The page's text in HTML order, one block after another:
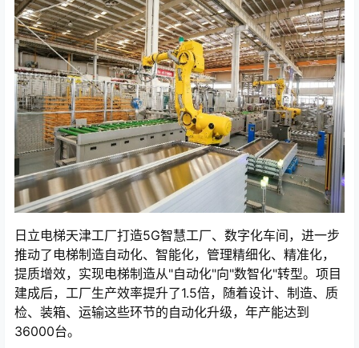
日立电梯天津工厂打造5G智慧工厂、数字化车间，进一步
推动了电梯制造自动化、智能化，管理精细化、精准化，
提质增效，实现电梯制造从"自动化"向"数智化"转型。项目
建成后，工厂生产效率提升了1.5倍，随着设计、制造、质
检、装箱、运输这些环节的自动化升级，年产能达到
36000台。